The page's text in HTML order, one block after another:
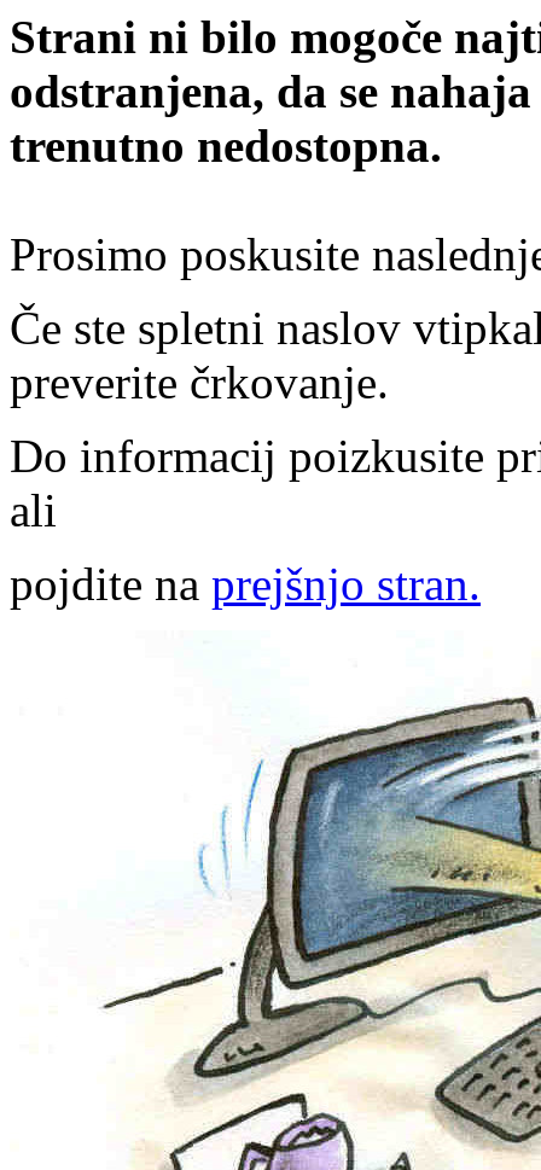
Strani ni bilo mogoče
odstranjena, da se
trenutno nedostopna.
Prosimo poskusite
Če ste spletni naslov
preverite črkovanje.
Do informacij poizkusite
ali
pojdite na prejšnjo stran.